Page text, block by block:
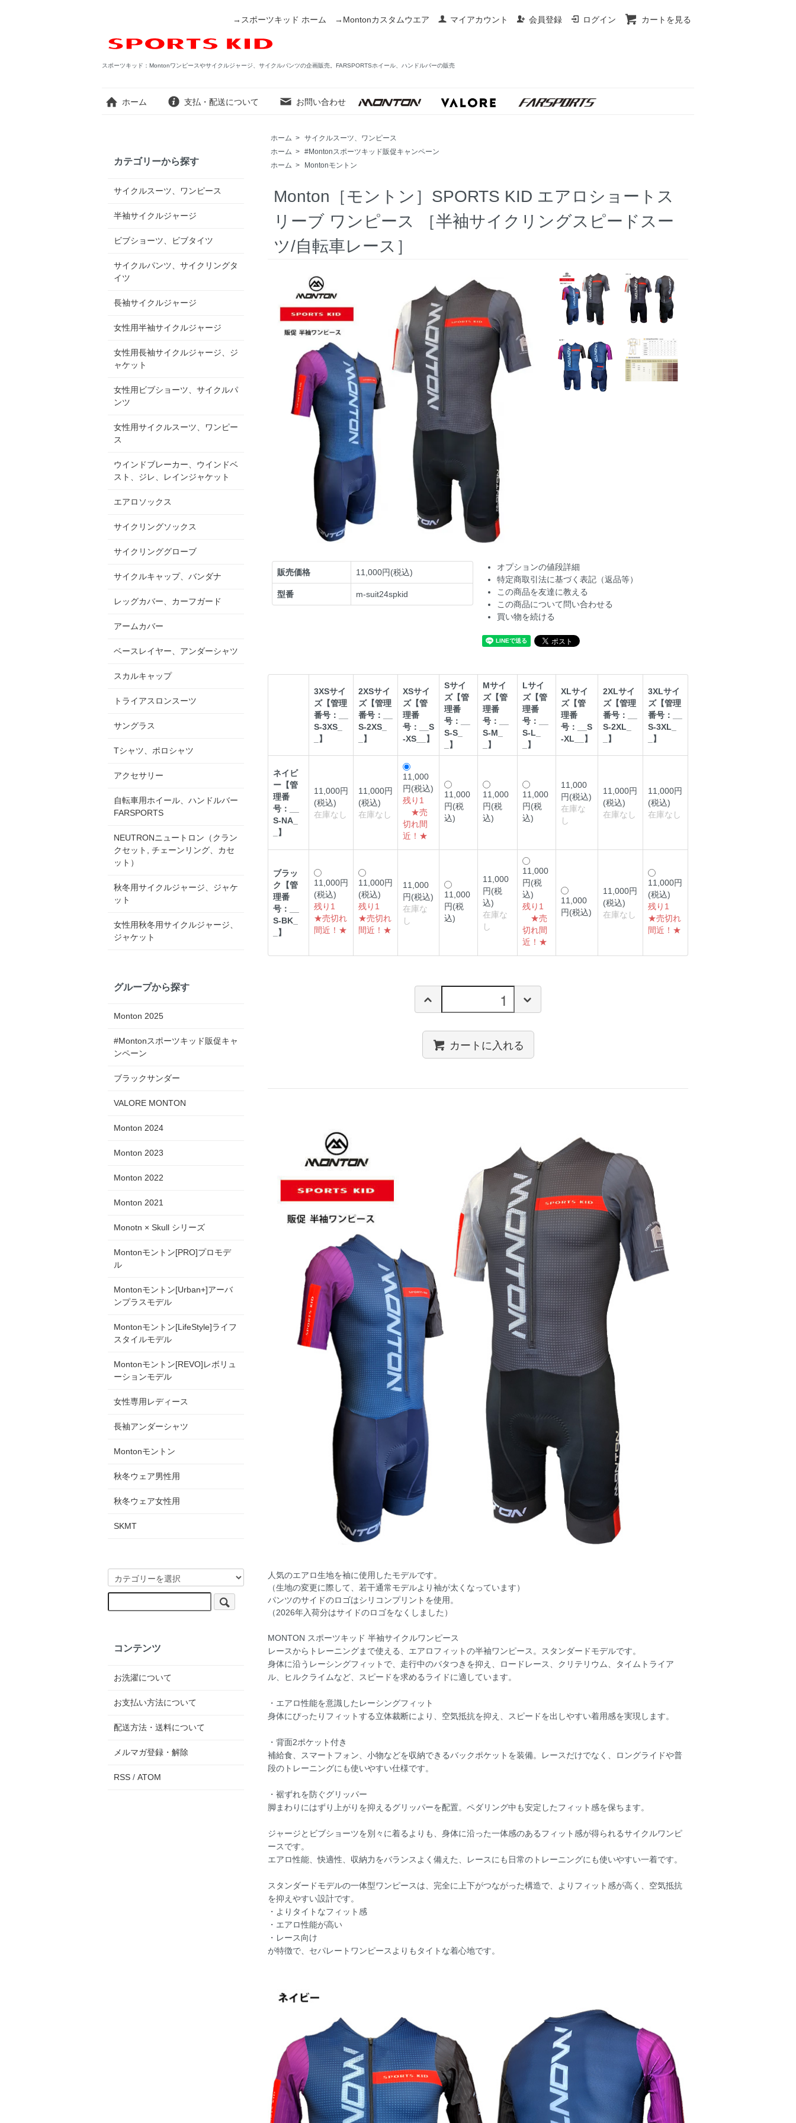
→スポーツキッド ホーム →Montonカスタムウエア マイアカウント 会員登録 ログイン カートを見る
スポーツキッド：Montonワンピースやサイクルジャージ、サイクルパンツの企画販売。FARSPORTSホイール、ハンドルバーの販売
ホーム 支払・配送について お問い合わせ
ホーム > サイクルスーツ、ワンピース
ホーム > #Montonスポーツキッド販促キャンペーン
ホーム > Montonモントン
Monton［モントン］SPORTS KID エアロショートス
リーブ ワンピース ［半袖サイクリングスピードスー
ツ/自転車レース］
販売価格 11,000円(税込)
型番 m-suit24spkid
オプションの値段詳細
特定商取引法に基づく表記（返品等）
この商品を友達に教える
この商品について問い合わせる
買い物を続ける
3XSサイ
ズ【管理
番号：__
S-3XS_
_】
2XSサイ
ズ【管理
番号：__
S-2XS_
_】
XSサイ
ズ【管
理番
号：__S
-XS__】
Sサイ
ズ【管
理番
号：__
S-S_
_】
Mサイ
ズ【管
理番
号：__
S-M_
_】
Lサイ
ズ【管
理番
号：__
S-L_
_】
XLサイ
ズ【管
理番
号：__S
-XL__】
2XLサイ
ズ【管理
番号：__
S-2XL_
_】
3XLサイ
ズ【管理
番号：__
S-3XL_
_】
ネイビ
ー【管
理番
号：__
S-NA_
_】
11,000円
(税込)
在庫なし
11,000円
(税込)
在庫なし
11,000
円(税込)
残り1
★売
切れ間
近！★
11,000
円(税
込)
11,000
円(税
込)
11,000
円(税
込)
11,000
円(税込)
在庫な
し
11,000円
(税込)
在庫なし
11,000円
(税込)
在庫なし
ブラッ
ク【管
理番
号：__
S-BK_
_】
11,000円
(税込)
残り1
★売切れ
間近！★
11,000円
(税込)
残り1
★売切れ
間近！★
11,000
円(税込)
在庫な
し
11,000
円(税
込)
11,000
円(税
込)
在庫な
し
11,000
円(税
込)
残り1
★売
切れ間
近！★
11,000
円(税込)
11,000円
(税込)
在庫なし
11,000円
(税込)
残り1
★売切れ
間近！★
カートに入れる
人気のエアロ生地を袖に使用したモデルです。
（生地の変更に際して、若干通常モデルより袖が太くなっています）
パンツのサイドのロゴはシリコンプリントを使用。
（2026年入荷分はサイドのロゴをなくしました）
MONTON スポーツキッド 半袖サイクルワンピース
レースからトレーニングまで使える、エアロフィットの半袖ワンピース。スタンダードモデルです。
身体に沿うレーシングフィットで、走行中のバタつきを抑え、ロードレース、クリテリウム、タイムトライア
ル、ヒルクライムなど、スピードを求めるライドに適しています。
・エアロ性能を意識したレーシングフィット
身体にぴったりフィットする立体裁断により、空気抵抗を抑え、スピードを出しやすい着用感を実現します。
・背面2ポケット付き
補給食、スマートフォン、小物などを収納できるバックポケットを装備。レースだけでなく、ロングライドや普
段のトレーニングにも使いやすい仕様です。
・裾ずれを防ぐグリッパー
脚まわりにはずり上がりを抑えるグリッパーを配置。ペダリング中も安定したフィット感を保ちます。
ジャージとビブショーツを別々に着るよりも、身体に沿った一体感のあるフィット感が得られるサイクルワンピ
ースです。
エアロ性能、快適性、収納力をバランスよく備えた、レースにも日常のトレーニングにも使いやすい一着です。
スタンダードモデルの一体型ワンピースは、完全に上下がつながった構造で、よりフィット感が高く、空気抵抗
を抑えやすい設計です。
・よりタイトなフィット感
・エアロ性能が高い
・レース向け
が特徴で、セパレートワンピースよりもタイトな着心地です。
カテゴリーから探す
サイクルスーツ、ワンピース
半袖サイクルジャージ
ビブショーツ、ビブタイツ
サイクルパンツ、サイクリングタ
イツ
長袖サイクルジャージ
女性用半袖サイクルジャージ
女性用長袖サイクルジャージ、ジ
ャケット
女性用ビブショーツ、サイクルパ
ンツ
女性用サイクルスーツ、ワンピー
ス
ウインドブレーカー、ウインドベ
スト、ジレ、レインジャケット
エアロソックス
サイクリングソックス
サイクリンググローブ
サイクルキャップ、バンダナ
レッグカバー、カーフガード
アームカバー
ベースレイヤー、アンダーシャツ
スカルキャップ
トライアスロンスーツ
サングラス
Tシャツ、ポロシャツ
アクセサリー
自転車用ホイール、ハンドルバー
FARSPORTS
NEUTRONニュートロン（クラン
クセット, チェーンリング、カセ
ット）
秋冬用サイクルジャージ、ジャケ
ット
女性用秋冬用サイクルジャージ、
ジャケット
グループから探す
Monton 2025
#Montonスポーツキッド販促キャ
ンペーン
ブラックサンダー
VALORE MONTON
Monton 2024
Monton 2023
Monton 2022
Monton 2021
Monotn × Skull シリーズ
Montonモントン[PRO]プロモデ
ル
Montonモントン[Urban+]アーバ
ンプラスモデル
Montonモントン[LifeStyle]ライフ
スタイルモデル
Montonモントン[REVO]レボリュ
ーションモデル
女性専用レディース
長袖アンダーシャツ
Montonモントン
秋冬ウェア男性用
秋冬ウェア女性用
SKMT
コンテンツ
お洗濯について
お支払い方法について
配送方法・送料について
メルマガ登録・解除
RSS / ATOM